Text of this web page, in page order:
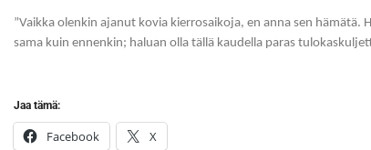
”Vaikka olenkin ajanut kovia kierrosaikoja, en anna sen hämätä.
sama kuin ennenkin; haluan olla tällä kaudella paras
Jaa tämä:
Facebook X